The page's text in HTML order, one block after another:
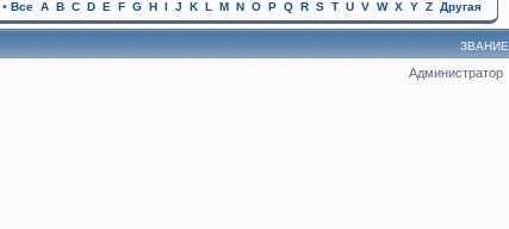
• Все A B C D E F G H I J K L M N O P Q R S T U V W X Y Z Другая
ЗВАНИЕ
Администратор